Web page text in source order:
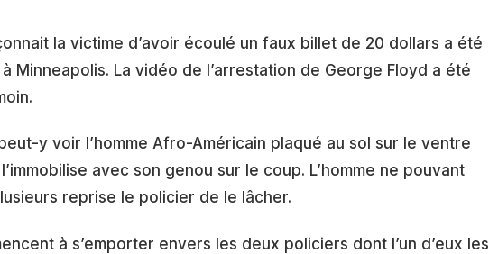
la victime d’avoir écoulé un faux billet de 20 dollars a été
Minneapolis. La vidéo de l’arrestation de George Floyd a été
y voir l’homme Afro-Américain plaqué au sol sur le ventre
avec son genou sur le coup. L’homme ne pouvant
reprise le policier de le lâcher.
à s’emporter envers les deux policiers dont l’un d’eux les